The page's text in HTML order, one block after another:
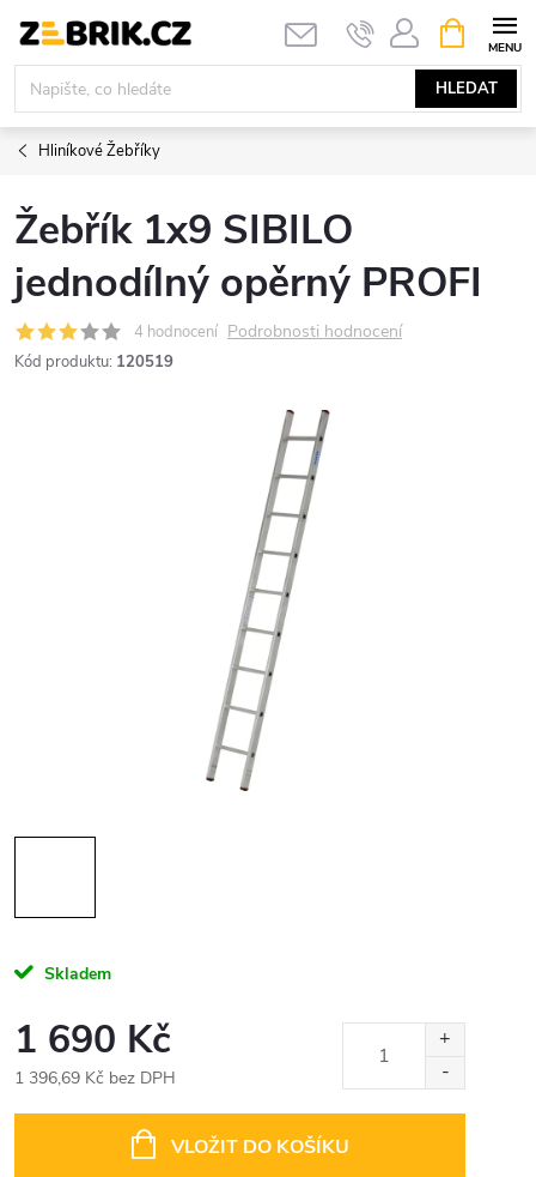
obsah
HLEDAT
NÁKUPNÍ
KOŠÍK
Hliníkové Žebříky
Žebřík 1x9 SIBILO
jednodílný opěrný PROFI
4 hodnocení Podrobnosti hodnocení
Kód produktu: 120519
Skladem
1 690 Kč
1 396,69 Kč bez DPH
VLOŽIT DO KOŠÍKU